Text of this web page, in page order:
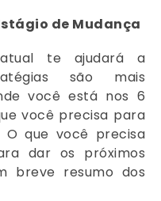
de Mudança
te ajudará a
são mais
você está nos 6
você precisa para
que você precisa
dar os próximos
breve resumo dos